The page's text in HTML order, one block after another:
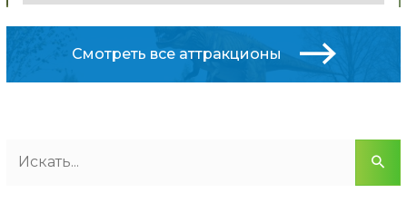
Смотреть все аттракционы